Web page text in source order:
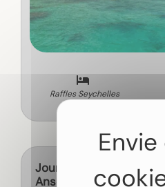
Raffles Seychelles
Jour 7 - Journée libre,
Anse Lazio en option